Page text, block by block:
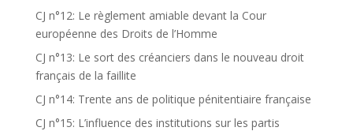
CJ n°12: Le règlement amiable devant la Cour
européenne des Droits de l’Homme
CJ n°13: Le sort des créanciers dans le nouveau droit
français de la faillite
CJ n°14: Trente ans de politique pénitentiaire française
CJ n°15: L’influence des institutions sur les partis